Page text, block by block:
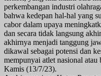
perkembangan industri
bahwa kedepan hal-hal yang
cabor dalam upaya
dan secara tidak langsung
akhirnya menjadi tanggung
dikawal sebagai potensi dan
mempunyai atlet nasional
Kamis (13/7/23).